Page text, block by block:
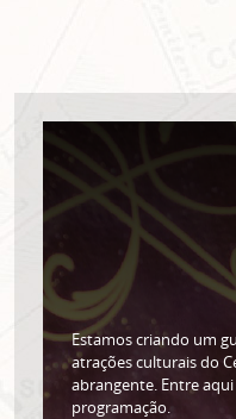
Estamos criando um
atrações culturais do
abrangente. Entre
programação.
ASSINE
NOSSA
Clique no botão abaixo
centro de São Paulo no